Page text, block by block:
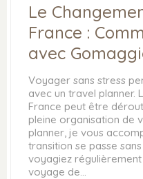
Le
France :
avec
Voyager sans stress
avec un travel planner.
France peut être
pleine organisation de
planner, je vous
transition se passe
voyagiez
voyage de…